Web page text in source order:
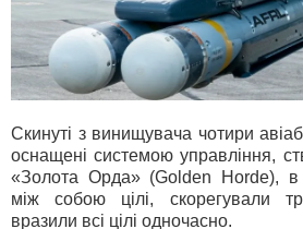
Скинуті з винищувача чотири
оснащені системою управління,
«Золота Орда» (Golden Horde), в
між собою цілі, скорегували
вразили всі цілі одночасно.